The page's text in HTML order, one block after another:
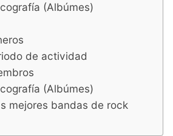
(Albúmes)
de actividad
(Albúmes)
mejores bandas de rock